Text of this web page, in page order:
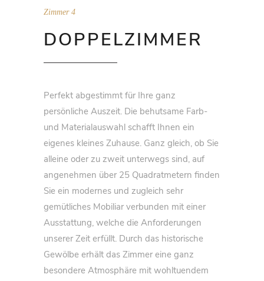
Zimmer 4
DOPPELZIMMER
Perfekt abgestimmt für Ihre ganz
persönliche Auszeit. Die behutsame Farb-
und Materialauswahl schafft Ihnen ein
eigenes kleines Zuhause. Ganz gleich, ob Sie
alleine oder zu zweit unterwegs sind, auf
angenehmen über 25 Quadratmetern finden
Sie ein modernes und zugleich sehr
gemütliches Mobiliar verbunden mit einer
Ausstattung, welche die Anforderungen
unserer Zeit erfüllt. Durch das historische
Gewölbe erhält das Zimmer eine ganz
besondere Atmosphäre mit wohltuendem